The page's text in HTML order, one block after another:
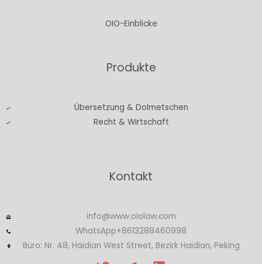
OIO-Einblicke
Produkte
Übersetzung & Dolmetschen
Recht & Wirtschaft
Kontakt
info@www.oiolaw.com
WhatsApp+8613288460998
Büro: Nr. 48, Haidian West Street, Bezirk Haidian, Peking